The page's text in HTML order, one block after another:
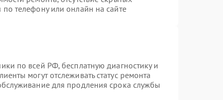
телефону или онлайн на сайте
по всей РФ, бесплатную диагностику и
могут отслеживать статус ремонта
для продления срока службы